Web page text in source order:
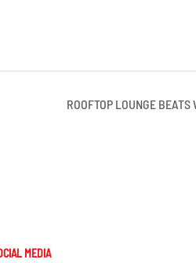
ROOFTOP LOUNGE
MEDIA